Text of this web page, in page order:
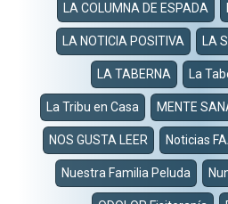
LA COLUMNA DE ESPADA
LA NOTICIA POSITIVA LA
LA TABERNA La
La Tribu en Casa MENTE
NOS GUSTA LEER Noticias
Nuestra Familia Peluda